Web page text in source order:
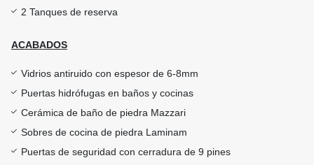
2 Tanques de reserva
ACABADOS
Vidrios antiruido con espesor de 6-8mm
Puertas hidrófugas en baños y cocinas
Cerámica de baño de piedra Mazzari
Sobres de cocina de piedra Laminam
Puertas de seguridad con cerradura de 9 pines